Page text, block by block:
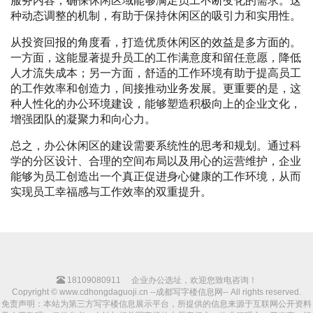
种动态调整的机制，有助于保持休闲区的吸引力和实用性。
从投资回报的角度看，打造优质休闲区的效益是多方面的。
一方面，这能显著提升员工的工作满意度和留任意愿，降低
人才流失成本；另一方面，舒适的工作环境有助于提高员工
的工作效率和创造力，间接推动业务发展。更重要的是，这
种人性化的办公环境建设，能够塑造积极向上的企业文化，
增强团队的凝聚力和向心力。
总之，办公休闲区的建设需要系统性的思考和规划。通过科
学的分区设计、合理的空间布局以及用心的运营维护，企业
能够为员工创造出一个真正促进身心健康的工作环境，从而
实现员工幸福感与工作效率的双重提升。
18109080911
企业办公选址，欢迎您致电咨询！
Copyright © www.cdhongdaguoji.cn --成都写字楼信息网-- All rights reserved.
免责声明：本站为第三方写字楼信息展示平台，所提供的信息来源于互联网公开资料